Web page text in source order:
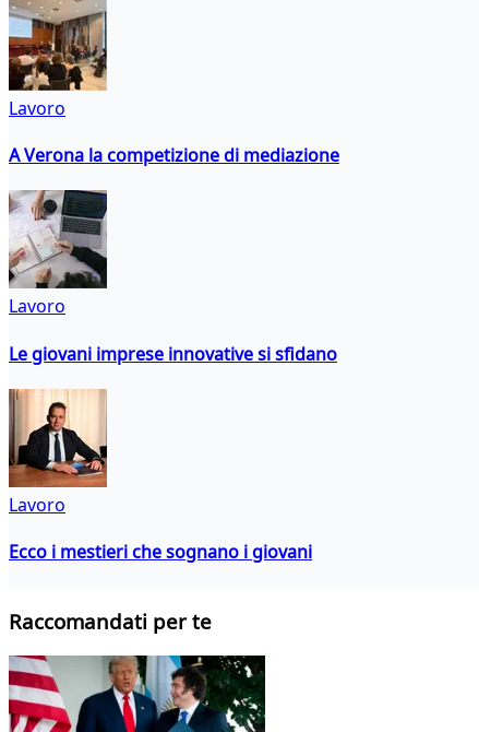
Lavoro
A Verona la competizione di mediazione
Lavoro
Le giovani imprese innovative si sfidano
Lavoro
Ecco i mestieri che sognano i giovani
Raccomandati per te